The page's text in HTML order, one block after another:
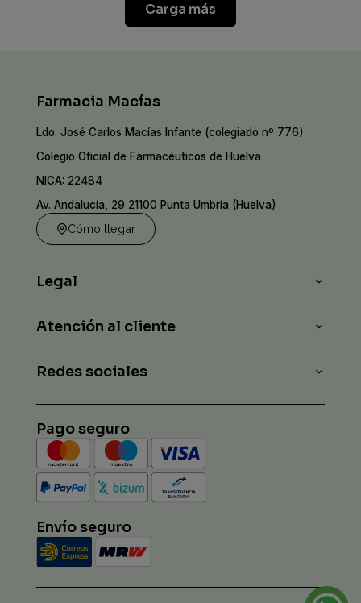
Carga más
Farmacia Macías
Ldo. José Carlos Macías Infante (colegiado nº 776)
Colegio Oficial de Farmacéuticos de Huelva
NICA: 22484
Av. Andalucía, 29 21100 Punta Umbría (Huelva)
Cómo llegar
Legal
Atención al cliente
Redes sociales
Pago seguro
Envío seguro